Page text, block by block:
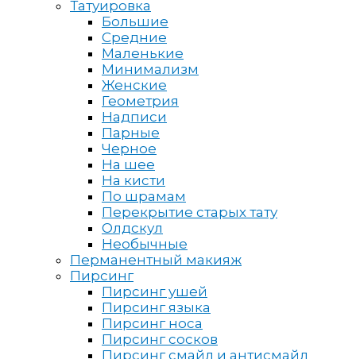
Татуировка
Большие
Средние
Маленькие
Минимализм
Женские
Геометрия
Надписи
Парные
Черное
На шее
На кисти
По шрамам
Перекрытие старых тату
Олдскул
Необычные
Перманентный макияж
Пирсинг
Пирсинг ушей
Пирсинг языка
Пирсинг носа
Пирсинг сосков
Пирсинг смайл и антисмайл